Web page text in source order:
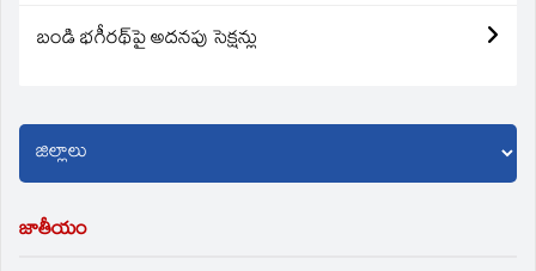
బండి భగీరథ్‌పై అదనపు సెక్షన్లు
జాతీయం